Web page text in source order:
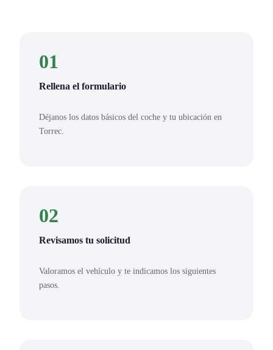
01
Rellena el formulario
Déjanos los datos básicos del coche y tu ubicación en
Torrec.
02
Revisamos tu solicitud
Valoramos el vehículo y te indicamos los siguientes
pasos.